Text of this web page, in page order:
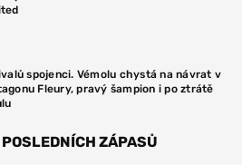
spojenci. Vémolu chystá na návrat v
Fleury, pravý šampion i po ztrátě
ZÁPASŮ